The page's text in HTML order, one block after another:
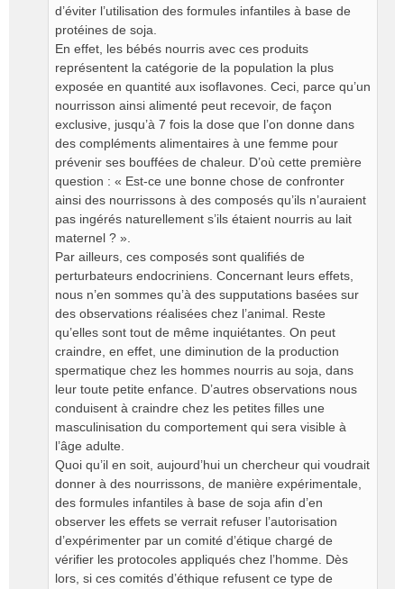
d’éviter l’utilisation des formules infantiles à base de
protéines de soja.
En effet, les bébés nourris avec ces produits
représentent la catégorie de la population la plus
exposée en quantité aux isoflavones. Ceci, parce qu’un
nourrisson ainsi alimenté peut recevoir, de façon
exclusive, jusqu’à 7 fois la dose que l’on donne dans
des compléments alimentaires à une femme pour
prévenir ses bouffées de chaleur. D’où cette première
question : « Est-ce une bonne chose de confronter
ainsi des nourrissons à des composés qu’ils n’auraient
pas ingérés naturellement s’ils étaient nourris au lait
maternel ? ».
Par ailleurs, ces composés sont qualifiés de
perturbateurs endocriniens. Concernant leurs effets,
nous n’en sommes qu’à des supputations basées sur
des observations réalisées chez l’animal. Reste
qu’elles sont tout de même inquiétantes. On peut
craindre, en effet, une diminution de la production
spermatique chez les hommes nourris au soja, dans
leur toute petite enfance. D’autres observations nous
conduisent à craindre chez les petites filles une
masculinisation du comportement qui sera visible à
l’âge adulte.
Quoi qu’il en soit, aujourd’hui un chercheur qui voudrait
donner à des nourrissons, de manière expérimentale,
des formules infantiles à base de soja afin d’en
observer les effets se verrait refuser l’autorisation
d’expérimenter par un comité d’étique chargé de
vérifier les protocoles appliqués chez l’homme. Dès
lors, si ces comités d’éthique refusent ce type de